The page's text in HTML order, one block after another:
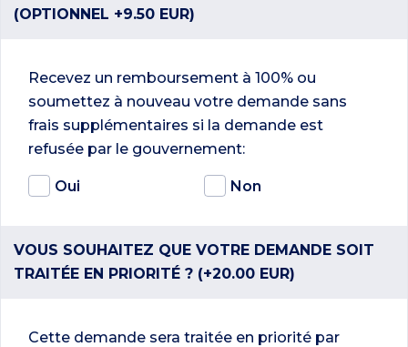
(OPTIONNEL +9.50 EUR)
Recevez un remboursement à 100% ou
soumettez à nouveau votre demande sans
frais supplémentaires si la demande est
refusée par le gouvernement:
Oui Non
VOUS SOUHAITEZ QUE VOTRE DEMANDE SOIT
TRAITÉE EN PRIORITÉ ? (+20.00 EUR)
Cette demande sera traitée en priorité par